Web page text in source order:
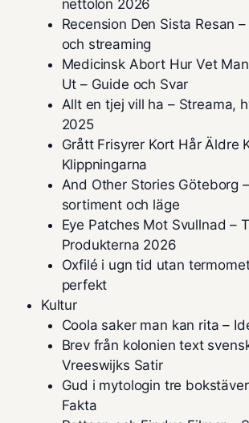
nettolön 2026
Recension Den Sista Resan
och streaming
Medicinsk Abort Hur Vet
Ut – Guide och Svar
Allt en tjej vill ha – Streama,
2025
Grått Frisyrer Kort Hår Äldre
Klippningarna
And Other Stories Göteborg
sortiment och läge
Eye Patches Mot Svullnad –
Produkterna 2026
Oxfilé i ugn tid utan
perfekt
Kultur
Coola saker man kan rita –
Brev från kolonien text
Vreeswijks Satir
Gud i mytologin tre
Fakta